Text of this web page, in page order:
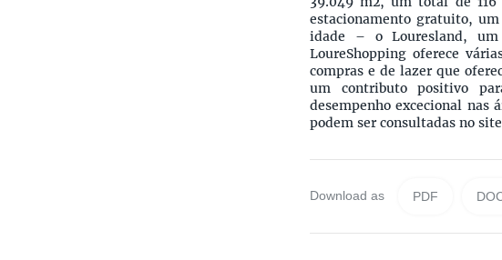
estacionamento gratuito,
idade – o Louresland, um
LoureShopping oferece
compras e de lazer que
um contributo positivo
desempenho excecional nas
podem ser consultadas no
Download as PDF